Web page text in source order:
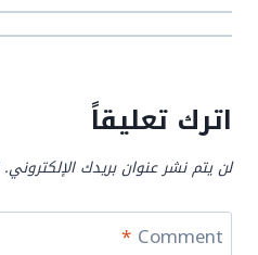
اترك تعليقاً
لن يتم نشر عنوان بريدك الإلكتروني.
Comment
*